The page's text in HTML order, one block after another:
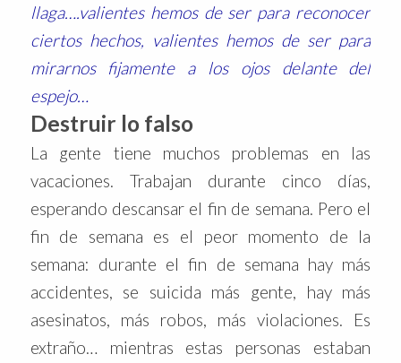
llaga….valientes hemos de ser para reconocer
ciertos hechos, valientes hemos de ser para
mirarnos fijamente a los ojos delante del
espejo…
Destruir lo falso
La gente tiene muchos problemas en las
vacaciones. Trabajan durante cinco días,
esperando descansar el fin de semana. Pero el
fin de semana es el peor momento de la
semana: durante el fin de semana hay más
accidentes, se suicida más gente, hay más
asesinatos, más robos, más violaciones. Es
extraño… mientras estas personas estaban